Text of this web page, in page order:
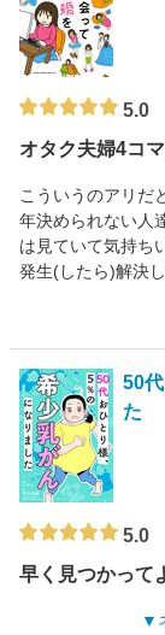
5.0
オタク夫婦4コ
こういうのアリだ
年決められない人
は見ていて気持ち
発生(したら)解決
50
た
5.0
早く見つかって